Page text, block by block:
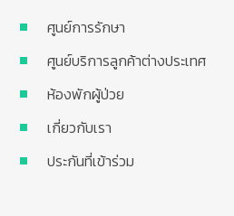
ศูนย์การรักษา
ศูนย์บริการลูกค้าต่างประเทศ
ห้องพักผู้ป่วย
เกี่ยวกับเรา
ประกันที่เข้าร่วม